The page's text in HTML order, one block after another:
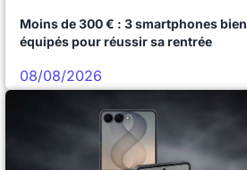
Moins de 300 € : 3 smartphones bien
équipés pour réussir sa rentrée
08/08/2026